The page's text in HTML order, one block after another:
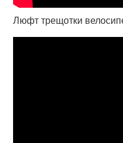
Люфт трещотки